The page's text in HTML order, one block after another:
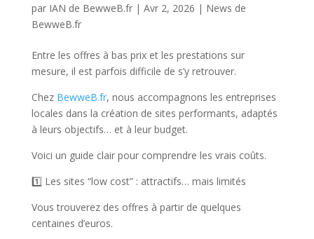
par IAN de BewweB.fr| Avr 2, 2026 | News de
BewweB.fr
Entre les offres à bas prix et les prestations sur
mesure, il est parfois difficile de s’y retrouver.
Chez BewweB.fr, nous accompagnons les entreprises
locales dans la création de sites performants, adaptés
à leurs objectifs… et à leur budget.
Voici un guide clair pour comprendre les vrais coûts.
1️⃣ Les sites “low cost” : attractifs… mais limités
Vous trouverez des offres à partir de quelques
centaines d’euros.